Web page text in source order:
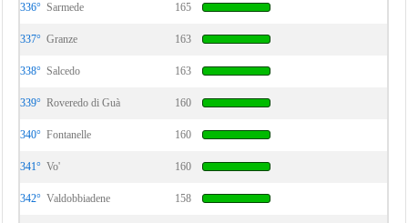
336° Sarmede 165
337° Granze 163
338° Salcedo 163
339° Roveredo di Guà 160
340° Fontanelle 160
341° Vo' 160
342° Valdobbiadene 158